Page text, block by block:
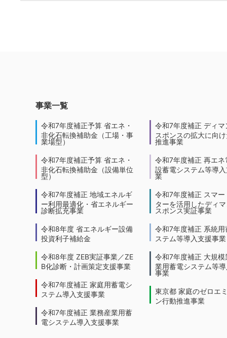
事業一覧
令和7年度補正予算 省エネ・
非化石転換補助金（工場・事
業場型）
令和7年度補正予算 省エネ・
非化石転換補助金（設備単位
型）
令和7年度補正 地域エネルギ
ー利用最適化・省エネルギー
診断拡充事業
令和8年度 省エネルギー設備
投資利子補給金
令和8年度 ZEB実証事業／ZE
B化診断・計画策定支援事業
令和7年度補正 家庭用蓄電シ
ステム導入支援事業
令和7年度補正 業務産業用蓄
電システム導入支援事業
令和7年度補正 ディマ
スポンスの拡大に向
推進事業
令和7年度補正 再エネ
設蓄電システム等導
業
令和7年度補正 スマー
ターを活用したディ
スポンス実証事業
令和7年度補正 系統用
ステム等導入支援事業
令和7年度補正 大規模
業用蓄電システム等
事業
東京都 家庭のゼロエ
ン行動推進事業